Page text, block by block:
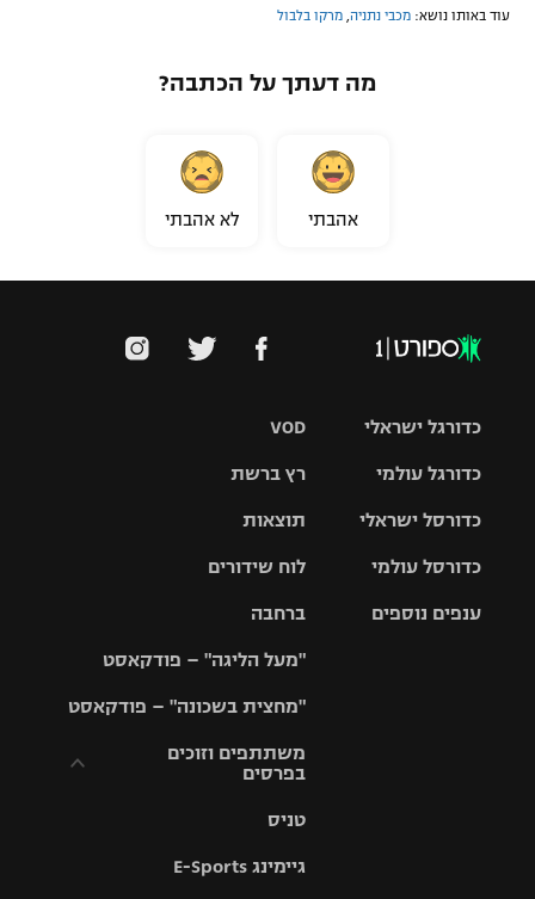
עוד באותו נושא: מכבי נתניה, מרקו בלבול
מה דעתך על הכתבה?
אהבתי לא אהבתי
VOD
רץ ברשת
תוצאות
לוח שידורים
ברחבה
"מעל הליגה" – פודקאסט
"מחצית בשכונה" – פודקאסט
משתתפים וזוכים
בפרסים
וזוכים בפרסים
טניס
גיימינג E-Sports
כדורגל ישראלי
גביע הטוטו
כדורגל עולמי
האלופות
ליגה
כדורסל ישראלי
סל
כדורסל עולמי
ענפים נוספים